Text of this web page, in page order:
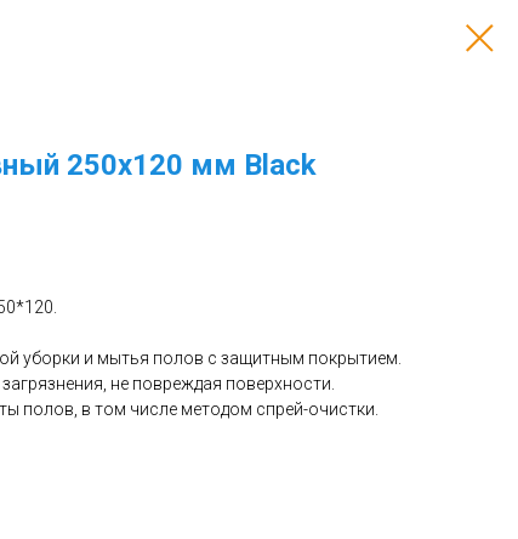
250х120 мм Black
уборки и мытья полов с защитным покрытием.
не повреждая поверхности.
полов, в том числе методом спрей-очистки.